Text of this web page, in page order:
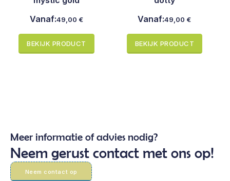
Vanaf:49,00 €
BEKIJK PRODUCT
Vanaf:49,00 €
BEKIJK PRODUCT
Meer informatie of advies nodig?
Neem gerust contact met ons op!
Neem contact op